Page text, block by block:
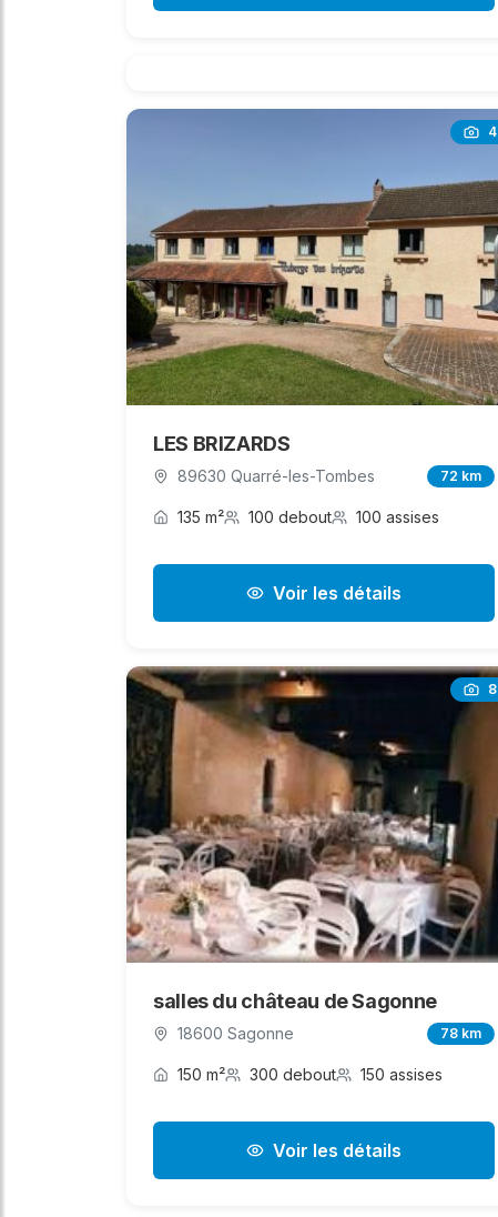
4
LES BRIZARDS
89630 Quarré-les-Tombes 72 km
135 m² 100 debout 100 assises
Voir les détails
8
salles du château de Sagonne
18600 Sagonne 78 km
150 m² 300 debout 150 assises
Voir les détails